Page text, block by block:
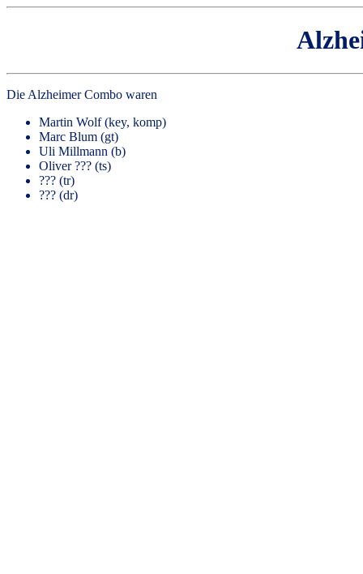
Die Alzheimer Combo waren
Martin Wolf (key, komp)
Marc Blum (gt)
Uli Millmann (b)
Oliver ??? (ts)
??? (tr)
??? (dr)